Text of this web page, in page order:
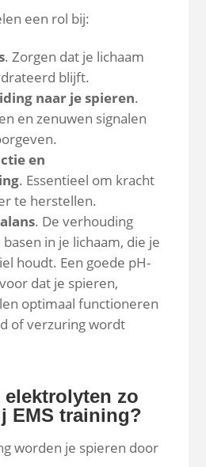
een rol bij:
. Zorgen dat je lichaam
blijft.
naar je spieren.
en zenuwen signalen
en
. Essentieel om kracht
te herstellen.
. De verhouding
in je lichaam, die je
houdt. Een goede pH-
dat je spieren,
optimaal functioneren
of verzuring wordt
elektrolyten zo
EMS training?
worden je spieren door